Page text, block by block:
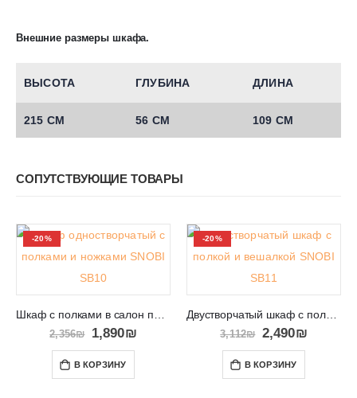
Внешние размеры шкафа.
ВЫСОТА ГЛУБИНА ДЛИНА
215 СМ 56 СМ 109 СМ
СОПУТСТВУЮЩИЕ ТОВАРЫ
-20%
2,356₪ 1,890₪
В КОРЗИНУ
-20%
Двустворчатый шкаф с полкой и вешалкой SNOBI SB11
3,112₪ 2,490₪
В КОРЗИНУ